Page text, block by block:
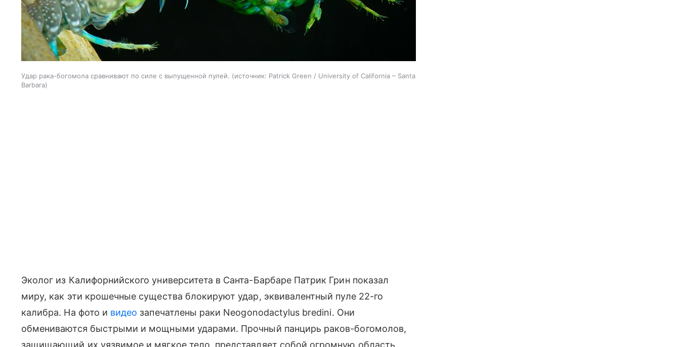
Удар рака-богомола сравнивают по силе с выпущенной пулей. источник: Patrick Green / University of California – Santa
Barbara
Эколог из Калифорнийского университета в Санта-Барбаре Патрик Грин показал
миру, как эти крошечные существа блокируют удар, эквивалентный пуле 22-го
калибра. На фото и видео запечатлены раки Neogonodactylus bredini. Они
обмениваются быстрыми и мощными ударами. Прочный панцирь раков-богомолов,
защищающий их уязвимое и мягкое тело, представляет собой огромную область